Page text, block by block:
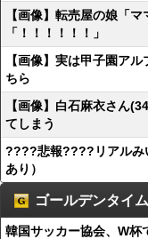
【画像】転売屋の娘「
「！！！！！！」
【画像】実は甲子園ア
ちら
【画像】白石麻衣さん
てしまう
????悲報????リアルみ
あり）
ゴールデンタイ
韓国サッカー協会、W杯